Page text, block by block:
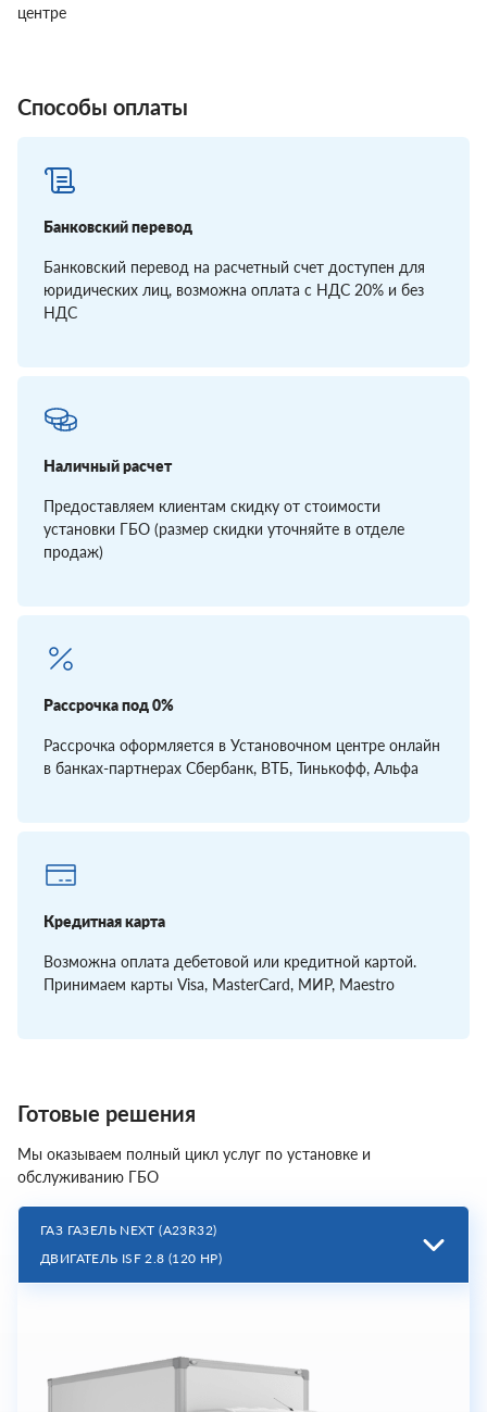
центре
Способы оплаты
Банковский перевод
Банковский перевод на расчетный счет доступен для
юридических лиц, возможна оплата с НДС 20% и без
НДС
Наличный расчет
Предоставляем клиентам скидку от стоимости
установки ГБО (размер скидки уточняйте в отделе
продаж)
Рассрочка под 0%
Рассрочка оформляется в Установочном центре онлайн
в банках-партнерах Сбербанк, ВТБ, Тинькофф, Альфа
Кредитная карта
Возможна оплата дебетовой или кредитной картой.
Принимаем карты Visa, MasterCard, МИР, Maestro
Готовые решения
Мы оказываем полный цикл услуг по установке и
обслуживанию ГБО
ГАЗ ГАЗЕЛЬ NEXT(A23R32)
ДВИГАТЕЛЬ ISF 2.8(120 HP)